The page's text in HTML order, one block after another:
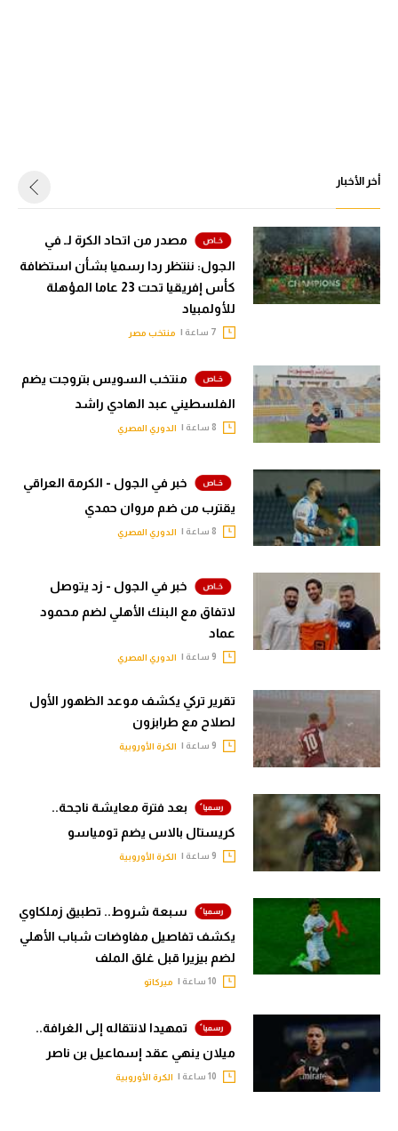
أخر الأخبار
مصدر من اتحاد الكرة لـ في
الجول: ننتظر ردا رسميا بشأن استضافة
كأس إفريقيا تحت 23 عاما المؤهلة
للأولمبياد
منتخب مصر
منتخب السويس بتروجت يضم
الفلسطيني عبد الهادي راشد
الدوري المصري
خبر في الجول - الكرمة العراقي
يقترب من ضم مروان حمدي
الدوري المصري
خبر في الجول - زد يتوصل
لاتفاق مع البنك الأهلي لضم محمود
عماد
الدوري المصري
تقرير تركي يكشف موعد الظهور الأول
لصلاح مع طرابزون
الكرة الأوروبية
بعد فترة معايشة ناجحة..
كريستال بالاس يضم تومياسو
الكرة الأوروبية
سبعة شروط.. تطبيق زملكاوي
يكشف تفاصيل مفاوضات شباب الأهلي
لضم بيزيرا قبل غلق الملف
ميركاتو
تمهيدا لانتقاله إلى الغرافة..
ميلان ينهي عقد إسماعيل بن ناصر
الكرة الأوروبية